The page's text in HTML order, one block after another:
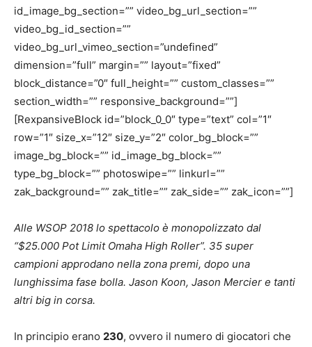
id_image_bg_section=”” video_bg_url_section=””
video_bg_id_section=””
video_bg_url_vimeo_section=”undefined”
dimension=”full” margin=”” layout=”fixed”
block_distance=”0″ full_height=”” custom_classes=””
section_width=”” responsive_background=””]
[RexpansiveBlock id=”block_0_0″ type=”text” col=”1″
row=”1″ size_x=”12″ size_y=”2″ color_bg_block=””
image_bg_block=”” id_image_bg_block=””
type_bg_block=”” photoswipe=”” linkurl=””
zak_background=”” zak_title=”” zak_side=”” zak_icon=””]
Alle WSOP 2018 lo spettacolo è monopolizzato dal
“$25.000 Pot Limit Omaha High Roller”. 35 super
campioni approdano nella zona premi, dopo una
lunghissima fase bolla. Jason Koon, Jason Mercier e tanti
altri big in corsa.
In principio erano 230, ovvero il numero di giocatori che